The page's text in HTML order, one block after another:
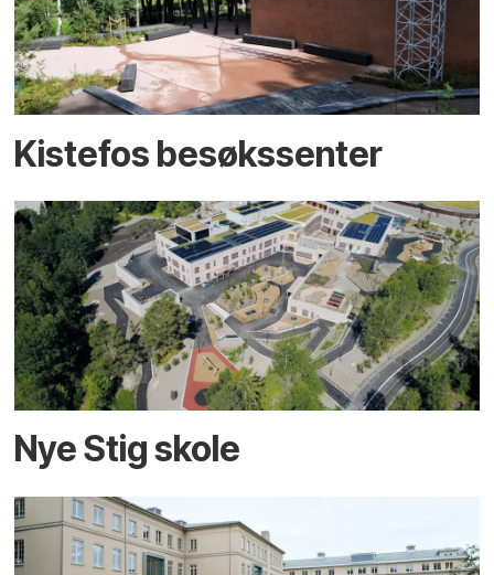
Kistefos besøkssenter
Nye Stig skole